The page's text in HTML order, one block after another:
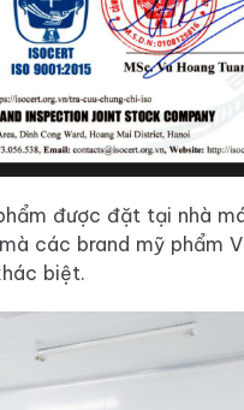
được đặt tại nhà
các brand mỹ phẩm
biệt.